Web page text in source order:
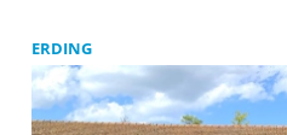
ERDING